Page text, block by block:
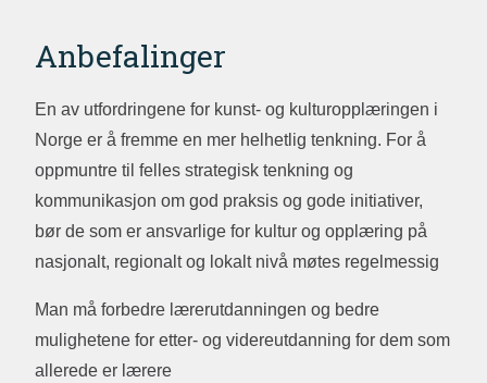
Anbefalinger
En av utfordringene for kunst- og kulturopplæringen i
Norge er å fremme en mer helhetlig tenkning. For å
oppmuntre til felles strategisk tenkning og
kommunikasjon om god praksis og gode initiativer,
bør de som er ansvarlige for kultur og opplæring på
nasjonalt, regionalt og lokalt nivå møtes regelmessig
Man må forbedre lærerutdanningen og bedre
mulighetene for etter- og videreutdanning for dem som
allerede er lærere